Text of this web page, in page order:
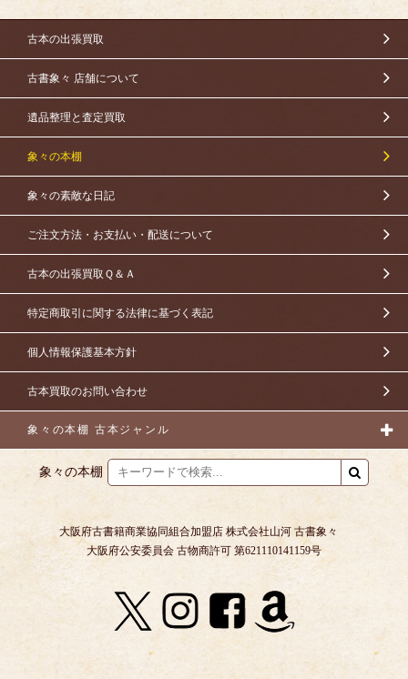
古本の出張買取
古書象々 店舗について
遺品整理と査定買取
象々の本棚
象々の素敵な日記
ご注文方法・お支払い・配送について
古本の出張買取Ｑ＆Ａ
特定商取引に関する法律に基づく表記
個人情報保護基本方針
古本買取のお問い合わせ
象々の本棚 古本ジャンル
象々の本棚
大阪府古書籍商業協同組合加盟店 株式会社山河 古書象々
大阪府公安委員会 古物商許可 第621110141159号